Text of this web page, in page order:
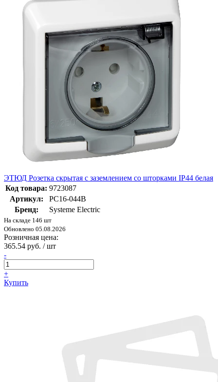
ЭТЮД Розетка скрытая с заземлением со шторками IP44 белая
Код товара: 9723087
Артикул:
PC16-044B
Бренд:
Systeme Electric
На складе 146 шт
Обновлено 05.08.2026
Розничная цена:
365.54 руб. / шт
-
+
Купить